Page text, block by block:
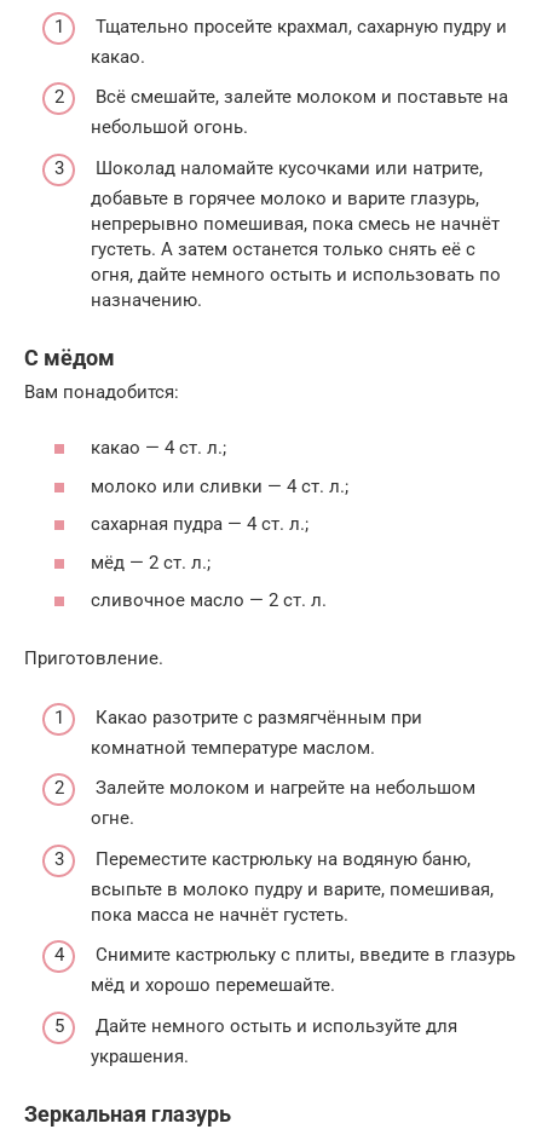
Тщательно просейте крахмал, сахарную пудру и
какао.
Всё смешайте, залейте молоком и поставьте на
небольшой огонь.
Шоколад наломайте кусочками или натрите,
добавьте в горячее молоко и варите глазурь,
непрерывно помешивая, пока смесь не начнёт
густеть. А затем останется только снять её с
огня, дайте немного остыть и использовать по
назначению.
С мёдом
Вам понадобится:
какао — 4 ст. л.;
молоко или сливки — 4 ст. л.;
сахарная пудра — 4 ст. л.;
мёд — 2 ст. л.;
сливочное масло — 2 ст. л.
Приготовление.
Какао разотрите с размягчённым при
комнатной температуре маслом.
Залейте молоком и нагрейте на небольшом
огне.
Переместите кастрюльку на водяную баню,
всыпьте в молоко пудру и варите, помешивая,
пока масса не начнёт густеть.
Снимите кастрюльку с плиты, введите в глазурь
мёд и хорошо перемешайте.
Дайте немного остыть и используйте для
украшения.
Зеркальная глазурь